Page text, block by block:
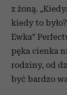
z żoną.
kiedy to
Ewka”
pęka cienka
rodziny, od
być bardzo